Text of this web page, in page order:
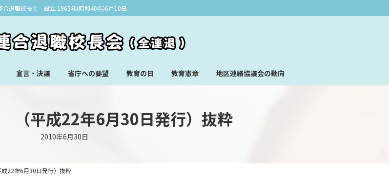
合退職校長会 設立 1965年(昭和40年)6月10日
宣言・決議 省庁への要望 教育の日 教育憲章 地区連絡協議会の動向
平成22年6月30日発行）抜粋
2010年6月30日
22年6月30日発行）抜粋